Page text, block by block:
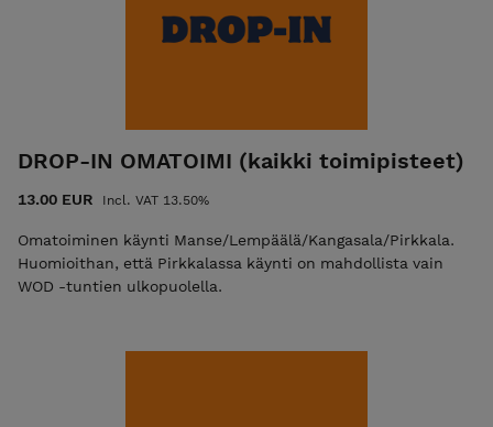
DROP-IN OMATOIMI (kaikki toimipisteet)
13.00 EUR Incl. VAT 13.50%
Omatoiminen käynti Manse/Lempäälä/Kangasala/Pirkkala.
Huomioithan, että Pirkkalassa käynti on mahdollista vain
WOD -tuntien ulkopuolella.